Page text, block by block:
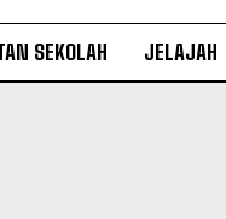
SEKOLAH JELAJAH